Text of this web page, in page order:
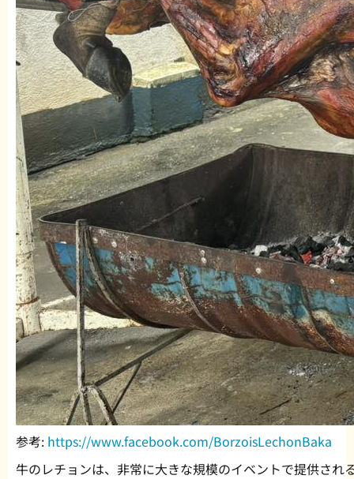
参考: https://www.facebook.com/BorzoisLechonBaka
牛のレチョンは、非常に大きな規模のイベントで提供され